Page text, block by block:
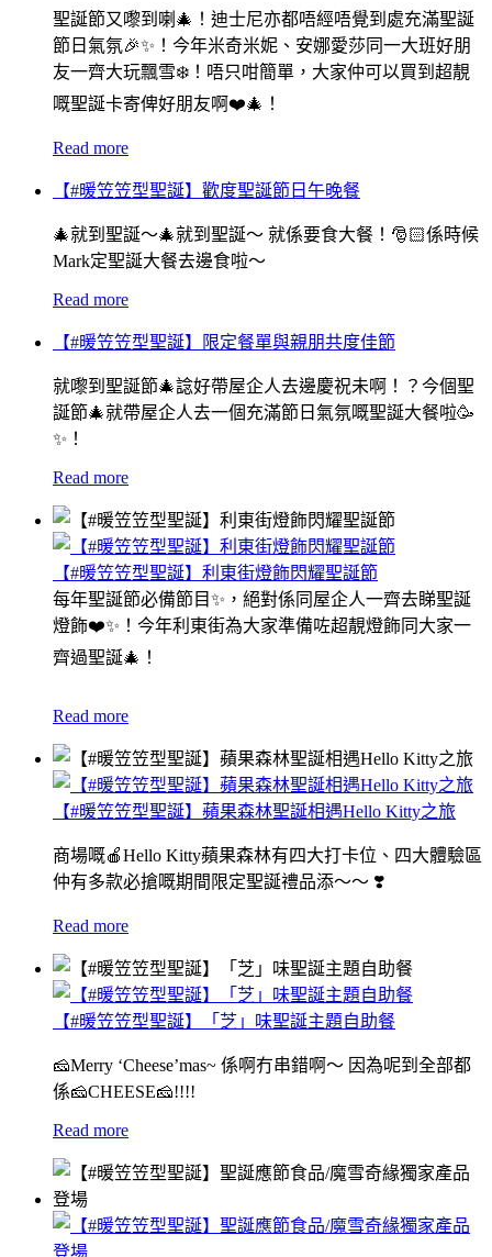
聖誕節又嚟到喇🎄！迪士尼亦都唔經唔覺到處充滿聖誕
節日氣氛🎉✨！今年米奇米妮、安娜愛莎同一大班好朋
友一齊大玩飄雪❄️！唔只咁簡單，大家仲可以買到超靚
嘅聖誕卡寄俾好朋友啊❤️🎄！
Read more
【#暖笠笠型聖誕】歡度聖誕節日午晚餐
🎄就到聖誕～🎄就到聖誕～ 就係要食大餐！🎅🏻係時候
Mark定聖誕大餐去邊食啦～
Read more
【#暖笠笠型聖誕】限定餐單與親朋共度佳節
就嚟到聖誕節🎄諗好帶屋企人去邊慶祝未啊！？今個聖
誕節🎄就帶屋企人去一個充滿節日氣氛嘅聖誕大餐啦🥳
✨！
Read more
【#暖笠笠型聖誕】利東街燈飾閃耀聖誕節
每年聖誕節必備節目✨，絕對係同屋企人一齊去睇聖誕
燈飾❤️✨！今年利東街為大家準備咗超靚燈飾同大家一
齊過聖誕🎄！
Read more
【#暖笠笠型聖誕】蘋果森林聖誕相遇Hello Kitty之旅
商場嘅🍎Hello Kitty蘋果森林有四大打卡位、四大體驗區
仲有多款必搶嘅期間限定聖誕禮品添～～ ❣️
Read more
【#暖笠笠型聖誕】「芝」味聖誕主題自助餐
🧀Merry ‘Cheese’mas~ 係啊冇串錯啊～ 因為呢到全部都
係🧀CHEESE🧀!!!!
Read more